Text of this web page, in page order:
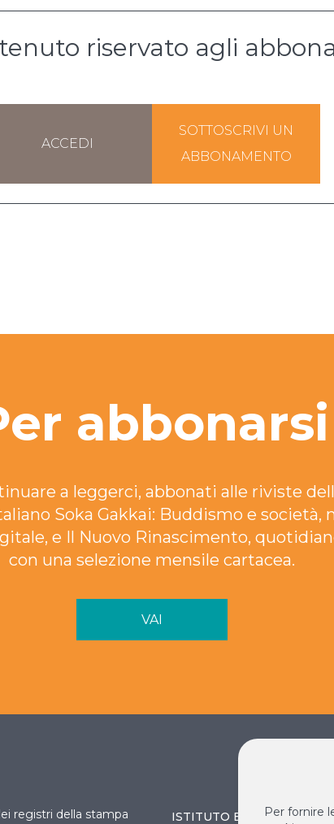
riservato agli
ACCEDI
SOTTOSCRIVI UN
ABBONAMENTO
abbonarsi
a leggerci, abbonati alle riviste
Soka Gakkai: Buddismo e società,
e Il Nuovo Rinascimento,
con una selezione mensile cartacea.
VAI
registri della stampa ISTITUTO BUDDISTA
Per fornire